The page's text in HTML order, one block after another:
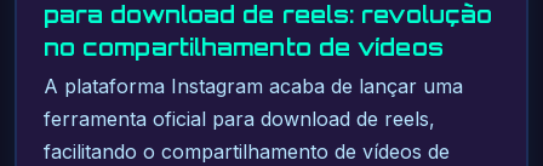
para download de reels: revolução
no compartilhamento de vídeos
A plataforma Instagram acaba de lançar uma
ferramenta oficial para download de reels,
facilitando o compartilhamento de vídeos de